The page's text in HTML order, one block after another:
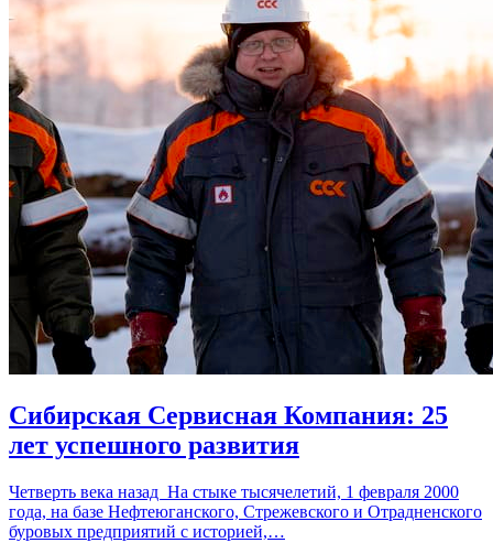
Сибирская Сервисная Компания: 25
лет успешного развития
Четверть века назад На стыке тысячелетий, 1 февраля 2000
года, на базе Нефтеюганского, Стрежевского и Отрадненского
буровых предприятий с историей,…